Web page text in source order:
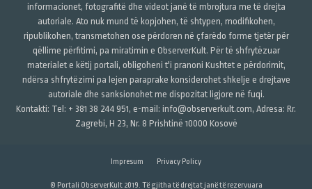
informacionet, fotografitë dhe videot janë të mbrojtura me të drejta
autoriale. Ato nuk mund të kopjohen, të shtypen, modifikohen,
ripublikohen, transmetohen ose përdoren në çfarëdo forme tjetër për
qëllime përfitimi, pa miratimin e ObserverKult. Për të shfrytëzuar
materialet e këtij portali, obligoheni t'i pranoni Kushtet e përdorimit,
ndërsa shfrytëzimi pa lejen paraprake konsiderohet shkelje e drejtave
autoriale dhe sanksionohet me dispozitat ligjore në fuqi.
Kontakti: Tel: + 381 38 244 951, e-mail: info@observerkult.com, Adresa: Rr.
Zagrebi, H 23, Nr. 8 Prishtinë 10000 Kosovë
Impresum Privacy Policy
© Portali ObserverKult 2019. Të gjitha të drejtat janë të rezervuara